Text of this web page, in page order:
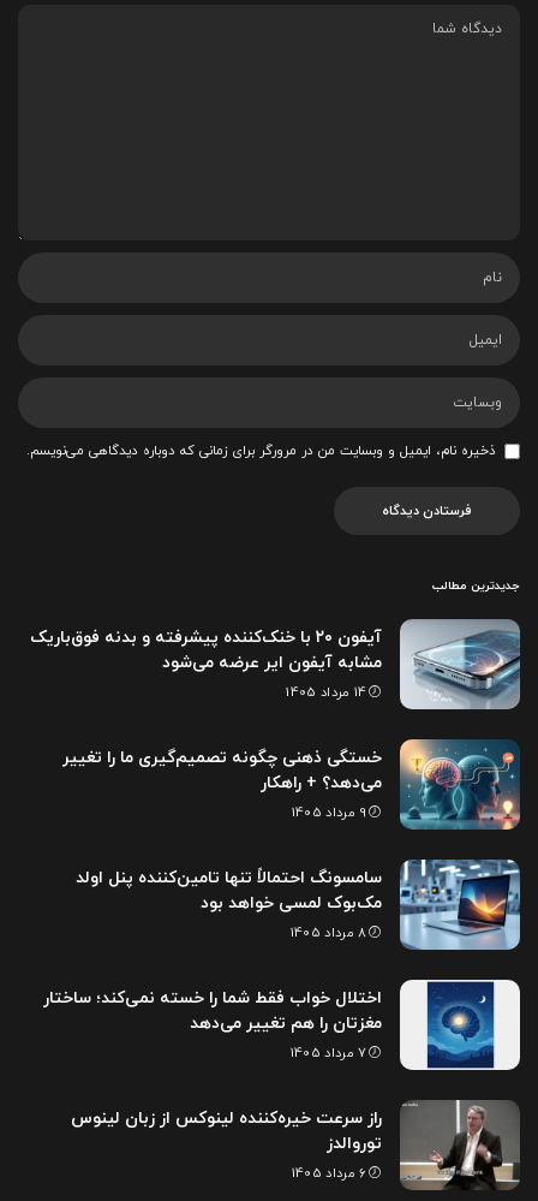
ذخیره نام، ایمیل و وبسایت من در مرورگر برای زمانی که دوباره دیدگاهی می‌نویسم.
جدیدترین مطالب
آیفون ۲۰ با خنک‌کننده پیشرفته و بدنه فوق‌باریک
مشابه آیفون ایر عرضه می‌شود
14 مرداد 1405
خستگی ذهنی چگونه تصمیم‌گیری ما را تغییر
می‌دهد؟ + راهکار
9 مرداد 1405
سامسونگ احتمالاً تنها تامین‌کننده پنل اولد
مک‌بوک لمسی خواهد بود
8 مرداد 1405
اختلال خواب فقط شما را خسته نمی‌کند؛ ساختار
مغزتان را هم تغییر می‌دهد
7 مرداد 1405
راز سرعت خیره‌کننده لینوکس از زبان لینوس
توروالدز
6 مرداد 1405